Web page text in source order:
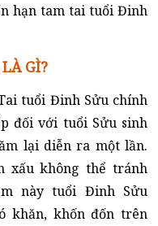
hạn tam tai tuổi Đinh
GÌ?
tuổi Đinh Sửu chính
đối với tuổi Sửu sinh
lại diễn ra một lần.
xấu không thể tránh
này tuổi Đinh Sửu
khăn, khốn đốn trên